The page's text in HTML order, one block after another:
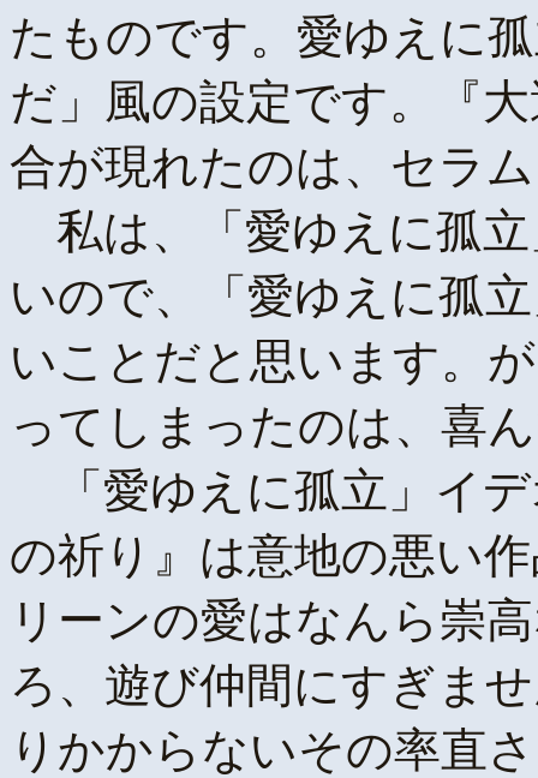
たものです。愛ゆえに
だ」風の設定です。『
合が現れたのは、セラ
私は、「愛ゆえに孤
いので、「愛ゆえに孤
いことだと思います。
ってしまったのは、喜
「愛ゆえに孤立」イ
の祈り』は意地の悪い
リーンの愛はなんら崇
ろ、遊び仲間にすぎま
りかからないその率直